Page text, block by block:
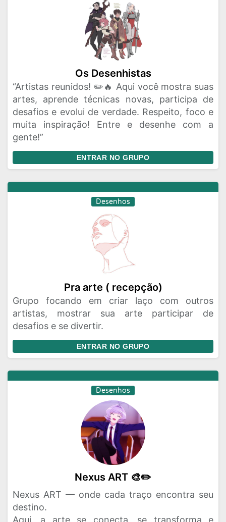
Os Desenhistas
“Artistas reunidos! ✏️🔥 Aqui você mostra suas
artes, aprende técnicas novas, participa de
desafios e evolui de verdade. Respeito, foco e
muita inspiração! Entre e desenhe com a
gente!”
ENTRAR NO GRUPO
Desenhos
Pra arte ( recepção)
Grupo focando em criar laço com outros
artistas, mostrar sua arte participar de
desafios e se divertir.
ENTRAR NO GRUPO
Desenhos
Nexus ART 🎨✏️
Nexus ART — onde cada traço encontra seu
destino.
Aqui, a arte se conecta, se transforma e